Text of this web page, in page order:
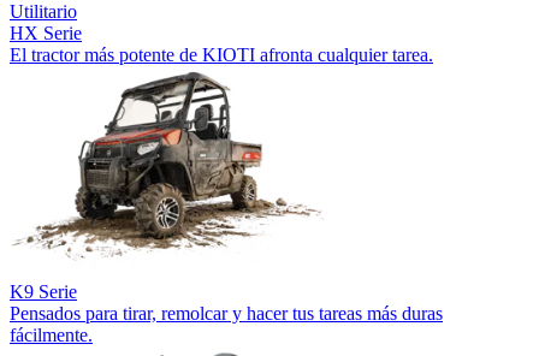
Utilitario
HX Serie
El tractor más potente de KIOTI afronta cualquier tarea.
K9 Serie
Pensados para tirar, remolcar y hacer tus tareas más duras
fácilmente.